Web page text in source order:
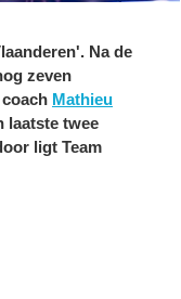
Na de
zeven
Mathieu
laatste twee
ligt Team